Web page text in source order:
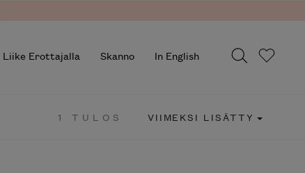
Liike Erottajalla Skanno In English
1 TULOS VIIMEKSI LISÄTTY